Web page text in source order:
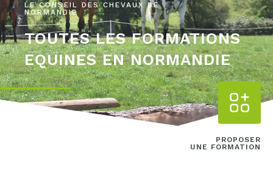
LE CONSEIL DES CHEVAUX DE
NORMANDIE
TOUTES LES FORMATIONS
EQUINES EN NORMANDIE
PROPOSER
UNE FORMATION